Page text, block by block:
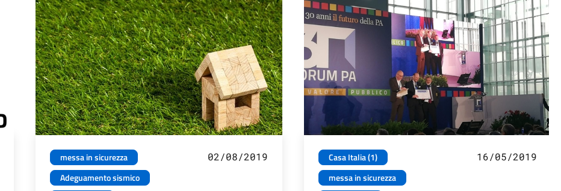
messa in sicurezza
Adeguamento sismico
02/08/2019
Casa Italia (1)
messa in sicurezza
16/05/2019